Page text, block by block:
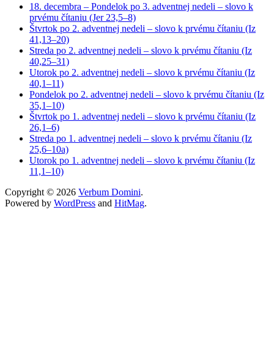
18. decembra – Pondelok po 3. adventnej nedeli – slovo k
prvému čítaniu (Jer 23,5–8)
Štvrtok po 2. adventnej nedeli – slovo k prvému čítaniu (Iz
41,13–20)
Streda po 2. adventnej nedeli – slovo k prvému čítaniu (Iz
40,25–31)
Utorok po 2. adventnej nedeli – slovo k prvému čítaniu (Iz
40,1–11)
Pondelok po 2. adventnej nedeli – slovo k prvému čítaniu (Iz
35,1–10)
Štvrtok po 1. adventnej nedeli – slovo k prvému čítaniu (Iz
26,1–6)
Streda po 1. adventnej nedeli – slovo k prvému čítaniu (Iz
25,6–10a)
Utorok po 1. adventnej nedeli – slovo k prvému čítaniu (Iz
11,1–10)
Copyright © 2026 Verbum Domini.
Powered by WordPress and HitMag.